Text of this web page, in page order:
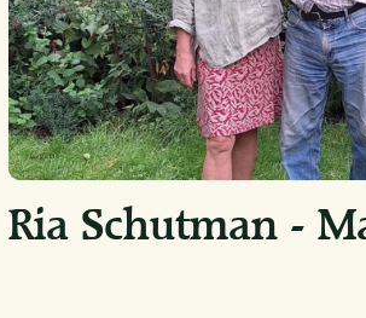
Ria Schutman -